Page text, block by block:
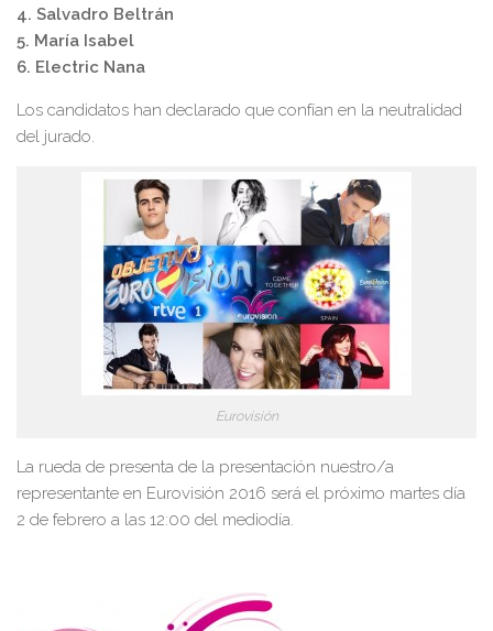
4. Salvadro Beltrán
5. María Isabel
6. Electric Nana
Los candidatos han declarado que confían en la neutralidad
del jurado.
Eurovisión
La rueda de presenta de la presentación nuestro/a
representante en Eurovisión 2016 será el próximo martes día
2 de febrero a las 12:00 del mediodía.